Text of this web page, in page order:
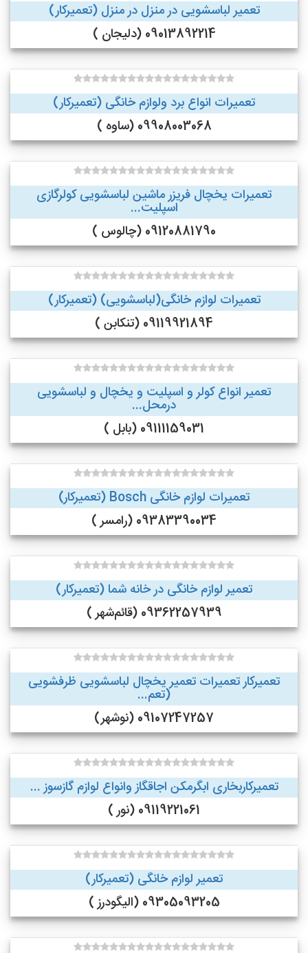
تعمیر لباسشویی در منزل در منزل (تعمیرکار)
09013892214 (دلیجان )
تعمیرات انواع برد ولوازم خانگی (تعمیرکار)
09908003068 (ساوه )
تعمیرات یخچال فریزر ماشین لباسشویی کولرگازی
اسپلیت...
09120881790 (چالوس )
تعمیرات لوازم خانگی(لباسشویی) (تعمیرکار)
09119921894 (تنکابن )
تعمیر انواع کولر و اسپلیت و یخچال و لباسشویی
درمحل...
09111159031 (بابل )
تعمیرات لوازم خانگی Bosch (تعمیرکار)
09383390034 (رامسر )
تعمیر لوازم خانگی در خانه شما (تعمیرکار)
09362257939 (قائم‌شهر )
تعمیرکار تعمیرات تعمیر یخچال لباسشویی ظرفشویی
(تعم...
09107247257 (نوشهر)
تعمیرکاربخاری ابگرمکن اجاقگاز وانواع لوازم گازسوز ...
09119221061 (نور )
تعمیر لوازم خانگی (تعمیرکار)
09305093205 (الیگودرز )